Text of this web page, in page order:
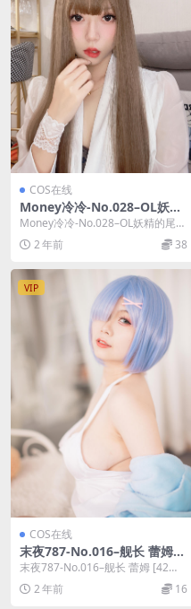
COS在线
Money冷冷-No.028–OL妖精
的尾巴 [73P 2V]
Money冷冷-No.028–OL妖精的尾巴
[73P 2V]，Money冷冷在...
2 年前 38
VIP
COS在线
末夜787-No.016–舰长 蕾姆
[42P]
末夜787-No.016–舰长 蕾姆 [42
P]，末夜787在线作品导航：末夜
7... 2 年前 16